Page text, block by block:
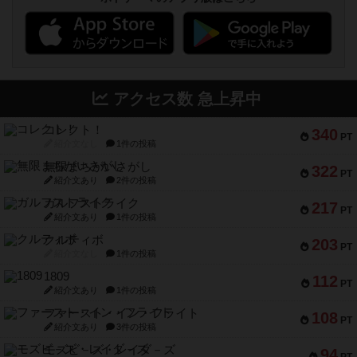
アクセス数 急上昇中
340 PT
コレクト！
1件の投稿
322 PT
無限まちがいさがし
紹介文あり 2件の投稿
217 PT
ガルフストライク
紹介文あり 1件の投稿
203 PT
クルティボ
1件の投稿
112 PT
1809
紹介文あり 1件の投稿
108 PT
ファースト・イン・フライト
紹介文あり 3件の投稿
モズビ－ズ・レイダ－ズ